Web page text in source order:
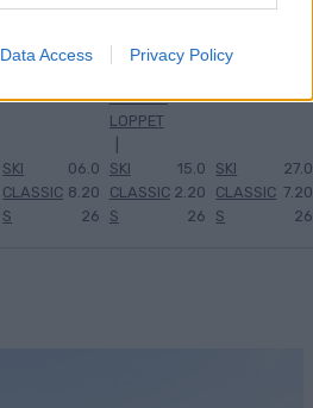
Data Access Privacy Policy
succé
g
SKI
CLASSIC
S
06.0
8.20
26
arlop
PPVASA
LOPPET
SKI
CLASSIC
S
15.0
2.20
26
hon
SKI
CLASSIC
S
27.0
7.20
26